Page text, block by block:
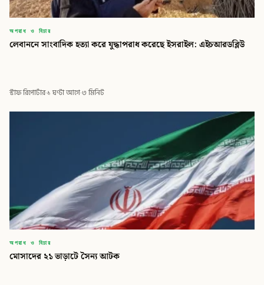
অপরাধ ও বিচার
লেবাননে সাংবাদিক হত্যা করে যুদ্ধাপরাধ করেছে ইসরাইল: এইচআরডব্লিউ
স্টাফ রিপোর্টার·১ ঘণ্টা আগে·৩ মিনিট
অপরাধ ও বিচার
মোসাদের ২১ ভাড়াটে সৈন্য আটক